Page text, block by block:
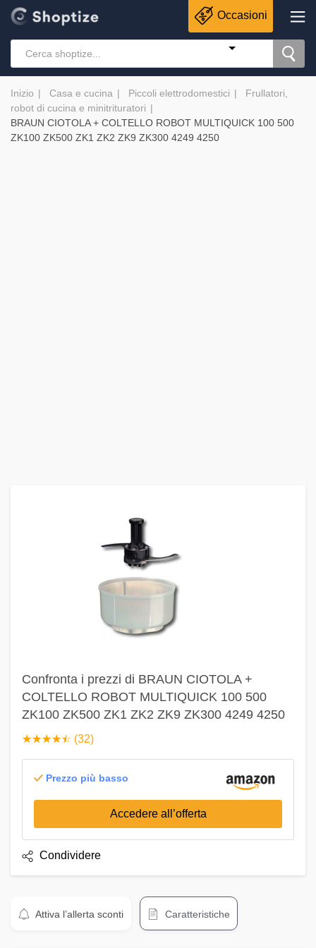
Occasioni
Inizio Casa e cucina Piccoli elettrodomestici
Frullatori,
robot di cucina e minitrituratori
BRAUN CIOTOLA + COLTELLO ROBOT MULTIQUICK 100 500
ZK100 ZK500 ZK1 ZK2 ZK9 ZK300 4249 4250
Confronta i prezzi di BRAUN CIOTOLA +
COLTELLO ROBOT MULTIQUICK 100 500
ZK100 ZK500 ZK1 ZK2 ZK9 ZK300 4249 4250
☆☆☆☆☆
★★★★★ (32)
Prezzo più basso
Accedere all’offerta
Condividere
Attiva l’allerta sconti Caratteristiche